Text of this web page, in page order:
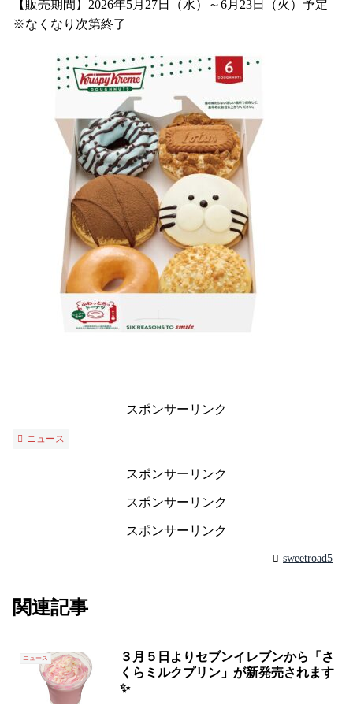
【販売期間】2026年5月27日（水）～6月23日（火）予定
※なくなり次第終了
スポンサーリンク
ニュース
スポンサーリンク
スポンサーリンク
スポンサーリンク
sweetroad5
関連記事
ニュース
３月５日よりセブンイレブンから「さ
くらミルクプリン」が新発売されます
✨